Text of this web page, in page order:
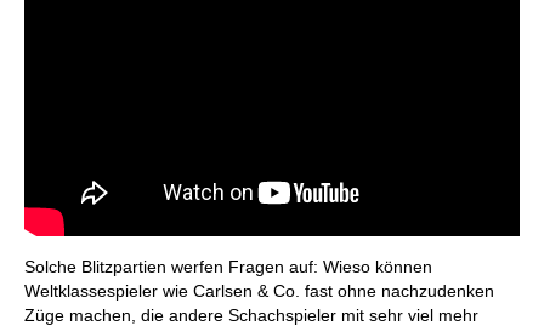
Solche Blitzpartien werfen Fragen auf: Wieso können
Weltklassespieler wie Carlsen & Co. fast ohne nachzudenken
Züge machen, die andere Schachspieler mit sehr viel mehr